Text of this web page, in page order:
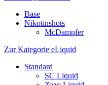
Base
Nikotinshots
McDampfer
Zur Kategorie eLiquid
Standard
SC Liquid